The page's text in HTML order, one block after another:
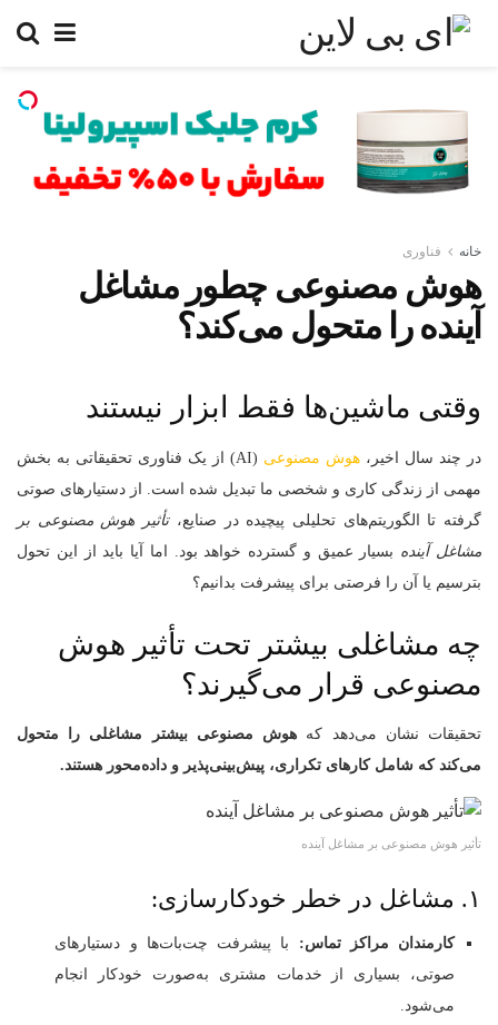
خانه فناوری
هوش مصنوعی چطور مشاغل
آینده را متحول می‌کند؟
وقتی ماشین‌ها فقط ابزار نیستند
در چند سال اخیر، هوش مصنوعی
(AI) از یک فناوری تحقیقاتی به بخش
مهمی از زندگی کاری و شخصی ما تبدیل شده است. از دستیارهای صوتی
گرفته تا الگوریتم‌های تحلیلی پیچیده در صنایع،تأثیر هوش مصنوعی بر
مشاغل آینده بسیار عمیق و گسترده خواهد بود. اما آیا باید از این تحول
بترسیم یا آن را فرصتی برای پیشرفت بدانیم؟
چه مشاغلی بیشتر تحت تأثیر هوش
مصنوعی قرار می‌گیرند؟
تحقیقات نشان می‌دهد که هوش مصنوعی بیشتر مشاغلی را متحول
می‌کند که شامل کارهای تکراری، پیش‌بینی‌پذیر و داده‌محور هستند.
تأثیر هوش مصنوعی بر مشاغل آینده
۱. مشاغل در خطر خودکارسازی:
کارمندان مراکز تماس: با پیشرفت چت‌بات‌ها و دستیارهای
صوتی، بسیاری از خدمات مشتری به‌صورت خودکار انجام
می‌شود.